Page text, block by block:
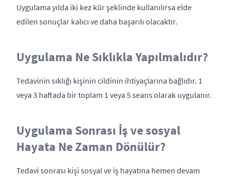
Uygulama yılda iki kez kür şeklinde kullanılırsa elde
edilen sonuçlar kalıcı ve daha başarılı olacaktır.
Uygulama Ne Sıklıkla Yapılmalıdır?
Tedavinin sıklığı kişinin cildinin ihtiyaçlarına bağlıdır. 1
veya 3 haftada bir toplam 1 veya 5 seans olarak uygulanır.
Uygulama Sonrası İş ve sosyal
Hayata Ne Zaman Dönülür?
Tedavi sonrası kişi sosyal ve iş hayatına hemen devam